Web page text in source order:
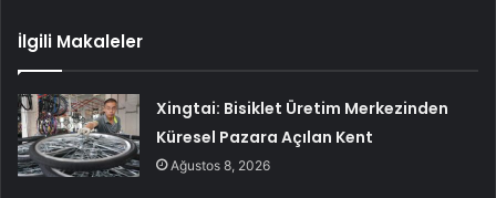
İlgili Makaleler
Xingtai: Bisiklet Üretim Merkezinden
Küresel Pazara Açılan Kent
Ağustos 8, 2026